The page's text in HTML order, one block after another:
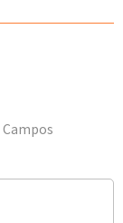
Campos